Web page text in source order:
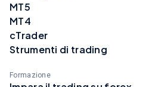
MT5
MT4
cTrader
Strumenti di trading
Formazione